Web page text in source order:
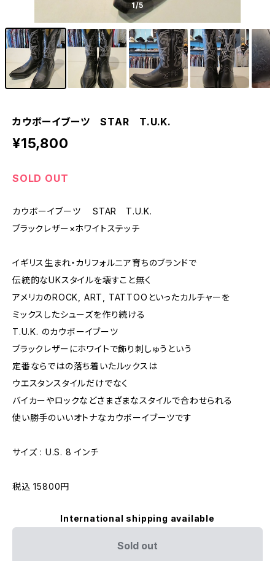
1/5
カウボーイブーツ STAR T.U.K.
¥15,800
SOLD OUT
カウボーイブーツ STAR T.U.K.
ブラックレザー×ホワイトステッチ
イギリス生まれ・カリフォルニア育ちのブランドで
伝統的なUKスタイルを壊すこと無く
アメリカのROCK, ART, TATTOOといったカルチャーを
ミックスしたシューズを作り続ける
T.U.K. のカウボーイブーツ
ブラックレザーにホワイトで飾り刺しゅうという
定番ならではの落ち着いたルックスは
ウエスタンスタイルだけでなく
バイカーやロックなどさまざまなスタイルで合わせられる
使い勝手のいいオトナなカウボーイブーツです
サイズ : U.S. 8 インチ
税込 15800円
International shipping available
Sold out